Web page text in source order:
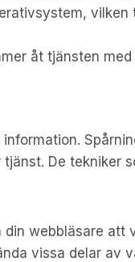
åt tjänsten
De tekniker
webbläsare att
vissa delar av